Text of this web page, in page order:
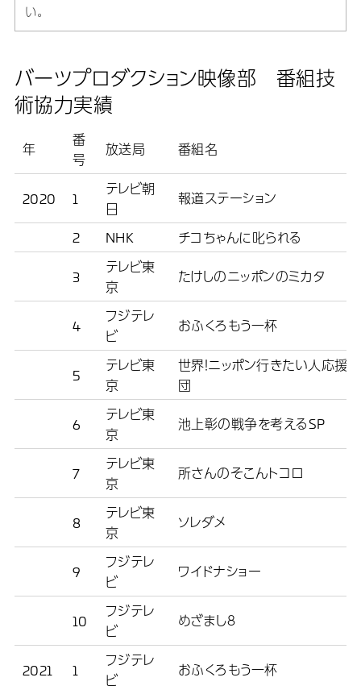
い。
バーツプロダクション映像部 番組技
術協力実績
年
番
号
放送局 番組名
2020 1
テレビ朝
日
報道ステーション
2 NHK チコちゃんに叱られる
3
テレビ東
京
たけしのニッポンのミカタ
4
フジテレ
ビ
おふくろもう一杯
5
テレビ東
京
世界！ニッポン行きたい人応援
団
6
テレビ東
京
池上彰の戦争を考えるSP
7
テレビ東
京
所さんのそこんトコロ
8
テレビ東
京
ソレダメ
9
フジテレ
ビ
ワイドナショー
10
フジテレ
ビ
めざまし８
2021 1
フジテレ
ビ
おふくろもう一杯